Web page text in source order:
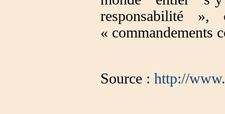
responsabilité
« commandements
Source : http://